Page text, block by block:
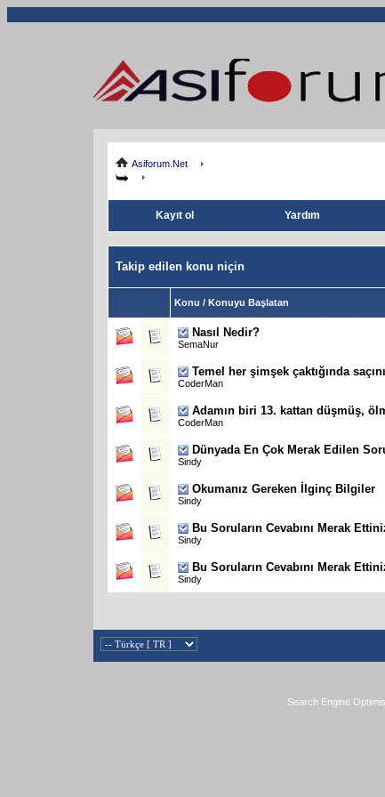
Asiforum.Net
Kayıt ol Yardım
Takip edilen konu niçin
Konu / Konuyu Başlatan
Nasıl Nedir?
SemaNur
Temel her şimşek çaktığında
CoderMan
Adamın biri 13. kattan düşmüş,
CoderMan
Dünyada En Çok Merak Edilen
Sindy
Okumanız Gereken İlginç Bilgiler
Sindy
Bu Soruların Cevabını Merak
Sindy
Bu Soruların Cevabını Merak
Sindy
Search Engine